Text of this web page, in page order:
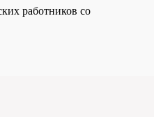
работников со